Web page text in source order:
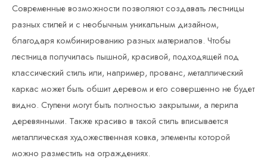
Современные возможности позволяют создавать лестницы
разных стилей и с необычным уникальным дизайном,
благодаря комбинированию разных материалов. Чтобы
лестница получилась пышной, красивой, подходящей под
классический стиль или, например, прованс, металлический
каркас может быть обшит деревом и его совершенно не будет
видно. Ступени могут быть полностью закрытыми, а перила
деревянными. Также красиво в такой стиль вписывается
металлическая художественная ковка, элементы которой
можно разместить на ограждениях.